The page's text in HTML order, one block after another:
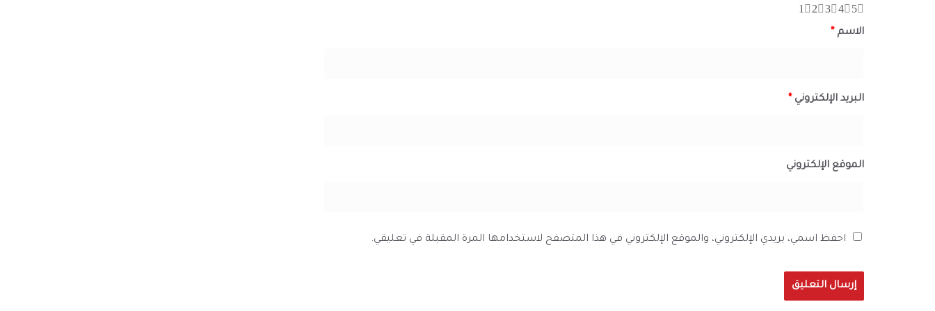
5
4
3
2
1
الاسم *
البريد الإلكتروني *
الموقع الإلكتروني
احفظ اسمي، بريدي الإلكتروني، والموقع الإلكتروني في هذا المتصفح لاستخدامها المرة المقبلة في تعليقي.